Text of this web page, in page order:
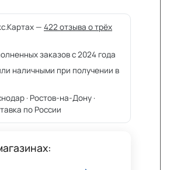
— 422 отзыва о трёх
заказов с 2024 года
наличными при получении в
· Ростов-на-Дону ·
по России